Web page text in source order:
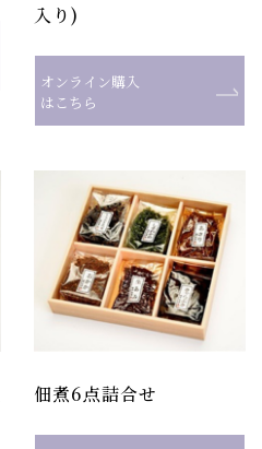
入り)
オンライン購入
はこちら
佃煮6点詰合せ